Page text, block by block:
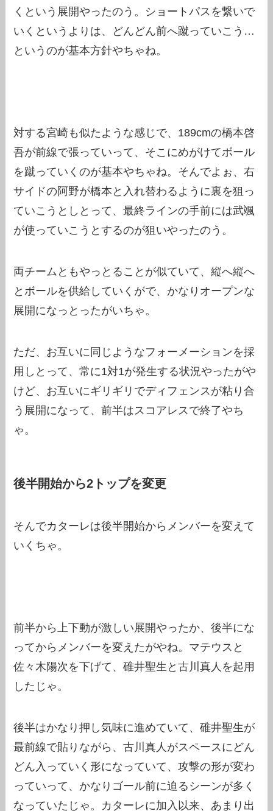
くという展開やったのう。ショートパスを繋いで
いくというよりは、どんどん前へ蹴っていこう…
というのが基本方針やちゃね。
対する宮崎も似たような感じで、189cmの橋本啓
吾が前線で張っていって、そこにめがけてボール
を蹴っていくのが基本やちゃね。そんでよぉ、右
サイドの阿野が橋本と入れ替わるように裏を狙っ
ていこうとしとって、最終ラインの手前には武颯
が使っていこうとするのが狙いやったのう。
両チームともやっとることが似ていて、縦へ縦へ
とボールを供給していくがで、かなりオープンな
展開になっとったがいちゃ。
ただ、お互いに同じようなフォーメーションを採
用しとって、常に1対1が発生する状況やったがや
けど、お互いにギリギリでディフェンスが粘り合
う展開になって、前半はスコアレスで終了やち
ゃ。
後半開始から2トップを変更
そんでカターレは後半開始からメンバーを変えて
いくちゃ。
前半から上下動が激しい展開やったか、後半にな
ってからメンバーを変えたがやね。マテウスと
佐々木陽次を下げて、碓井聖生と古川真人を起用
したじゃ。
後半はかなり押し気味に進めていて、碓井聖生が
最前線で貼りながら、古川真人がスペースにどん
どん入っていく形になっていて、攻撃の形が変わ
っていって、かなりゴール前に迫るシーンが多く
なっていたじゃ。カターレに加入以来、あまり出